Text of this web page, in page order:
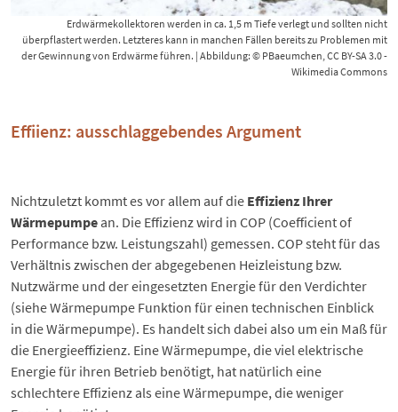
Erdwärmekollektoren werden in ca. 1,5 m Tiefe verlegt und sollten nicht
überpflastert werden. Letzteres kann in manchen Fällen bereits zu Problemen mit
der Gewinnung von Erdwärme führen. | Abbildung: © PBaeumchen, CC BY-SA 3.0 -
Wikimedia Commons
Effiienz: ausschlaggebendes Argument
Nichtzuletzt kommt es vor allem auf die Effizienz Ihrer
Wärmepumpe an. Die Effizienz wird in COP (Coefficient of
Performance bzw. Leistungszahl) gemessen. COP steht für das
Verhältnis zwischen der abgegebenen Heizleistung bzw.
Nutzwärme und der eingesetzten Energie für den Verdichter
(sieheWärmepumpe Funktion für einen technischen Einblick
in die Wärmepumpe). Es handelt sich dabei also um ein Maß für
die Energieeffizienz. Eine Wärmepumpe, die viel elektrische
Energie für ihren Betrieb benötigt, hat natürlich eine
schlechtere Effizienz als eine Wärmepumpe, die weniger